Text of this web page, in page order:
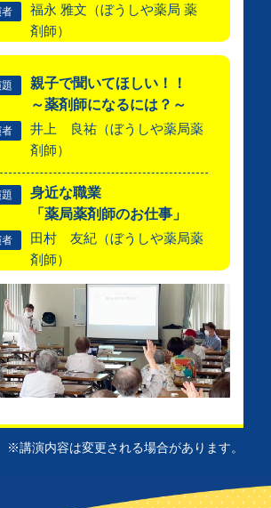
福永 雅文（ぼうしや薬局 薬
剤師）
親子で聞いてほしい！！
～薬剤師になるには？～
井上 良祐（ぼうしや薬局薬
剤師）
身近な職業
「薬局薬剤師のお仕事」
田村 友紀（ぼうしや薬局薬
剤師）
※講演内容は変更される場合があります。